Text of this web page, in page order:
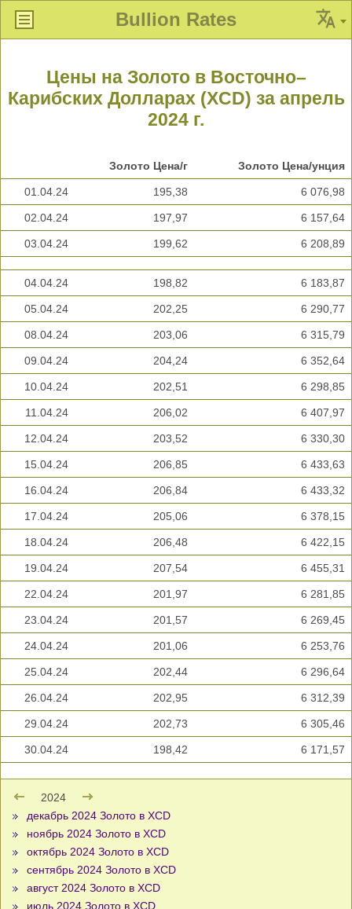
Bullion Rates
Цены на Золото в Восточно–
Карибских Долларах (XCD) за апрель
2024 г.
Золото Цена/г Золото Цена/унция
01.04.24 195,38 6 076,98
02.04.24 197,97 6 157,64
03.04.24 199,62 6 208,89
04.04.24 198,82 6 183,87
05.04.24 202,25 6 290,77
08.04.24 203,06 6 315,79
09.04.24 204,24 6 352,64
10.04.24 202,51 6 298,85
11.04.24 206,02 6 407,97
12.04.24 203,52 6 330,30
15.04.24 206,85 6 433,63
16.04.24 206,84 6 433,32
17.04.24 205,06 6 378,15
18.04.24 206,48 6 422,15
19.04.24 207,54 6 455,31
22.04.24 201,97 6 281,85
23.04.24 201,57 6 269,45
24.04.24 201,06 6 253,76
25.04.24 202,44 6 296,64
26.04.24 202,95 6 312,39
29.04.24 202,73 6 305,46
30.04.24 198,42 6 171,57
2024
декабрь 2024 Золото в XCD
ноябрь 2024 Золото в XCD
октябрь 2024 Золото в XCD
сентябрь 2024 Золото в XCD
август 2024 Золото в XCD
июль 2024 Золото в XCD